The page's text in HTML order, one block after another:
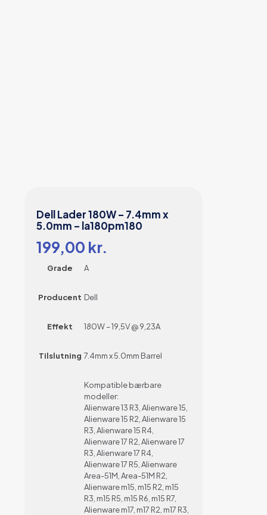
Dell Lader 180W – 7.4mm x
5.0mm – la180pm180
199,00 kr.
Grade A
Producent Dell
Effekt 180W – 19,5V @ 9,23A
Tilslutning 7.4mm x 5.0mm Barrel
Kompatible bærbare
modeller:
Alienware 13 R3, Alienware 15,
Alienware 15 R2, Alienware 15
R3, Alienware 15 R4,
Alienware 17 R2, Alienware 17
R3, Alienware 17 R4,
Alienware 17 R5, Alienware
Area-51M, Area-51M R2,
Alienware m15, m15 R2, m15
R3, m15 R5, m15 R6, m15 R7,
Alienware m17, m17 R2, m17 R3,